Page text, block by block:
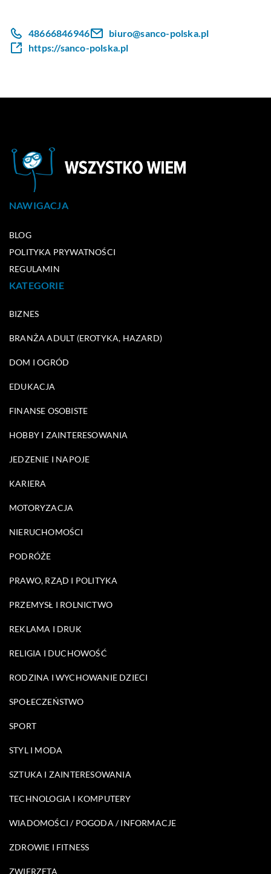
48666846946
biuro@sanco-polska.pl
https://sanco-polska.pl
NAWIGACJA
BLOG
POLITYKA PRYWATNOŚCI
REGULAMIN
KATEGORIE
BIZNES
BRANŻA ADULT (EROTYKA, HAZARD)
DOM I OGRÓD
EDUKACJA
FINANSE OSOBISTE
HOBBY I ZAINTERESOWANIA
JEDZENIE I NAPOJE
KARIERA
MOTORYZACJA
NIERUCHOMOŚCI
PODRÓŻE
PRAWO, RZĄD I POLITYKA
PRZEMYSŁ I ROLNICTWO
REKLAMA I DRUK
RELIGIA I DUCHOWOŚĆ
RODZINA I WYCHOWANIE DZIECI
SPOŁECZEŃSTWO
SPORT
STYL I MODA
SZTUKA I ZAINTERESOWANIA
TECHNOLOGIA I KOMPUTERY
WIADOMOŚCI / POGODA / INFORMACJE
ZDROWIE I FITNESS
ZWIERZĘTA